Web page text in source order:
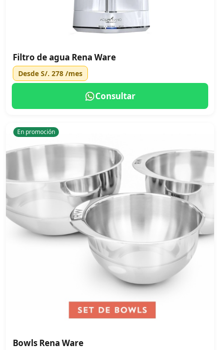
Filtro de agua Rena Ware
Desde S/. 278 /mes
Consultar
En promoción
Bowls Rena Ware